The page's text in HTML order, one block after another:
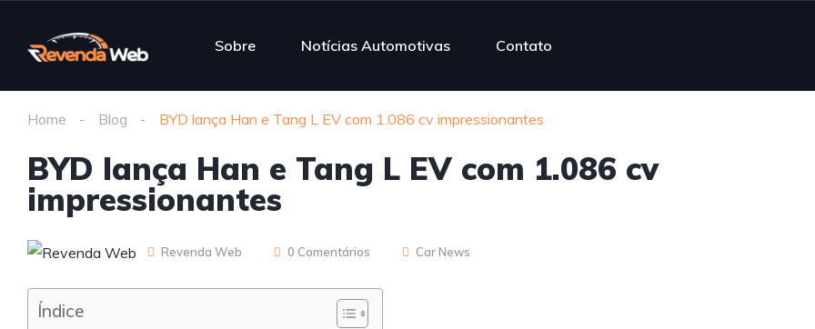
Sobre Notícias Automotivas Contato
Home Blog BYD lança Han e Tang L EV com 1.086 cv impressionantes
BYD lança Han e Tang L EV com 1.086 cv
impressionantes
Revenda Web 0 Comentários Car News
Índice